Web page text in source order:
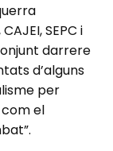
SEPC i
darrere
d’alguns
per
el